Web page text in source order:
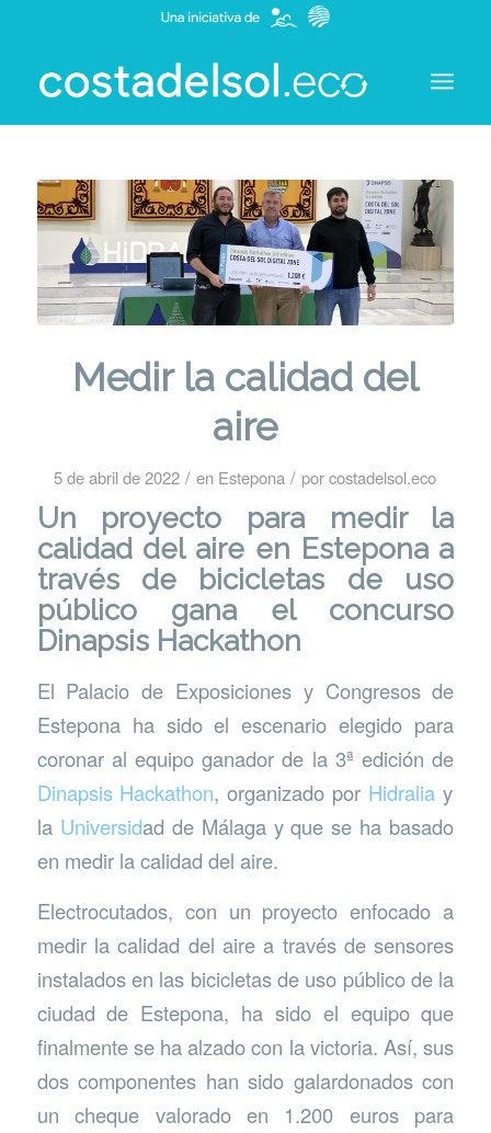
Medir la calidad del
aire
5 de abril de 2022 / en Estepona / porcostadelsol.eco
Un proyecto para medir la
calidad del aire en Estepona a
través de bicicletas de uso
público gana el concurso
Dinapsis Hackathon
El Palacio de Exposiciones y Congresos de
Estepona ha sido el escenario elegido para
coronar al equipo ganador de la 3ª edición de
Dinapsis Hackathon, organizado por Hidraliay
la Universidad de Málaga y que se ha basado
en medir la calidad del aire.
Electrocutados, con un proyecto enfocado a
medir la calidad del aire a través de sensores
instalados en las bicicletas de uso público de la
ciudad de Estepona, ha sido el equipo que
finalmente se ha alzado con la victoria. Así, sus
dos componentes han sido galardonados con
un cheque valorado en 1.200 euros para